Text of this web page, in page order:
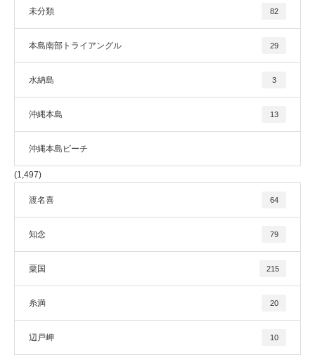
未分類 82
本島南部トライアングル 29
水納島 3
沖縄本島 13
沖縄本島ビーチ
(1,497)
渡名喜 64
知念 79
粟国 215
糸満 20
辺戸岬 10